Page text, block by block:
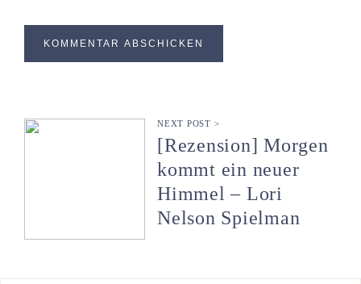
NEXT POST >
[Rezension] Morgen
kommt ein neuer
Himmel – Lori
Nelson Spielman